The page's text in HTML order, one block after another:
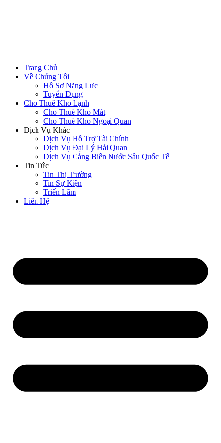
Trang Chủ
Về Chúng Tôi
Hồ Sơ Năng Lực
Tuyển Dụng
Cho Thuê Kho Lạnh
Cho Thuê Kho Mát
Cho Thuê Kho Ngoại Quan
Dịch Vụ Khác
Dịch Vụ Hỗ Trợ Tài Chính
Dịch Vụ Đại Lý Hải Quan
Dịch Vụ Cảng Biển Nước Sâu Quốc Tế
Tin Tức
Tin Thị Trường
Tin Sự Kiện
Triển Lãm
Liên Hệ